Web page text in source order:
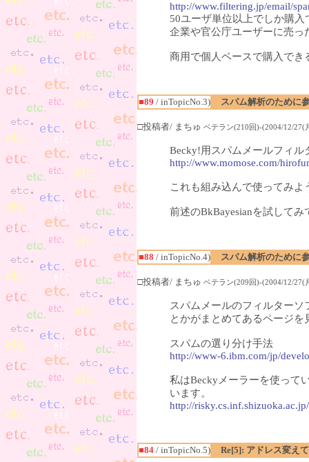
http://www.filtering.jp/email/
50ユーザ単位以上でしか購
企業や官公庁ユーザーに売っ
商用で個人ベースで購入でき
■89 / inTopicNo.3) スパム解析のために
□投稿者/ まちゅ ベテラン(210回)-(2004/12/27(
Becky!用スパムメールフィル
http://www.momose.com/
これも組み込んで使ってみよ
前述のBkBayesianを試してみ
■88 / inTopicNo.4) スパム解析のために
□投稿者/ まちゅ ベテラン(209回)-(2004/12/27(
スパムメールのフィルター
とかがまとめてあるページ
スパムの選り分け手法
http://www-6.ibm.com/jp/
私はBeckyメーラーを使って
います。
http://
■84 / inTopicNo.5) Re[5]: アドレス変え